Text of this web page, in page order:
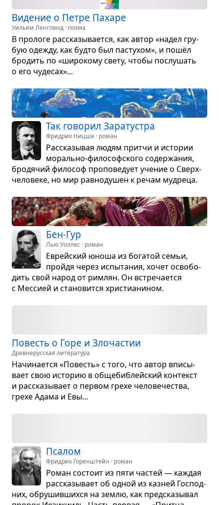
Виде­ние о Петре Пахаре
Уильям Ленгленд · поэма
В про­логе рас­ска­зы­ва­ется, как автор «надел гру­
бую оде­жду, как будто был пасту­хом», и пошёл
бро­дить по «широ­кому свету, чтобы послу­шать
о его чуде­сах»...
Так гово­рил Зара­тустра
Фридрих Ницше · роман
Рас­ска­зы­вая людям притчи и исто­рии
морально-фило­соф­ского содер­жа­ния,
бро­дя­чий фило­соф про­по­ве­дует уче­ние о Сверх­
че­ло­веке, но мир рав­но­ду­шен к речам муд­реца.
Бен-Гур
Лью Уоллес · роман
Еврейский юноша из бога­той семьи,
пройдя через испы­та­ния, хочет осво­бо­
дить свой народ от рим­лян. Он встре­ча­ется
с Мес­сией и ста­но­вится хри­сти­а­ни­ном.
Повесть о Горе и Зло­ча­стии
Древне­русская литература
Начи­на­ется «Повесть» с того, что автор впи­сы­
вает свою исто­рию в обще­биб­лейский кон­текст
и рас­ска­зы­вает о пер­вом грехе чело­ве­че­ства,
грехе Адама и Евы...
Пса­лом
Фридрих Горенштейн · роман
Роман состоит из пяти частей — каж­дая
рас­ска­зы­вает об одной из каз­ней Гос­под­
них, обру­шив­шихся на землю, как пред­ска­зы­вал